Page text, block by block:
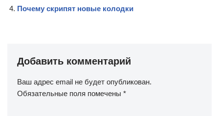
Почему скрипят новые колодки
Добавить комментарий
Ваш адрес email не будет опубликован.
Обязательные поля помечены *